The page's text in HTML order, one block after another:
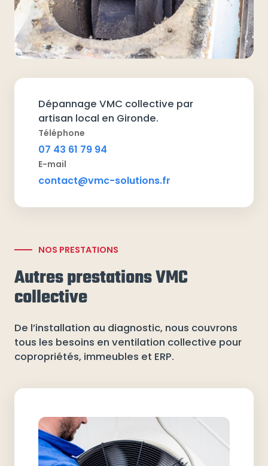
Dépannage VMC collective par
artisan local en Gironde.
Téléphone
07 43 61 79 94
E-mail
contact@vmc-solutions.fr
NOS PRESTATIONS
Autres prestations VMC
collective
De l’installation au diagnostic, nous couvrons
tous les besoins en ventilation collective pour
copropriétés, immeubles et ERP.